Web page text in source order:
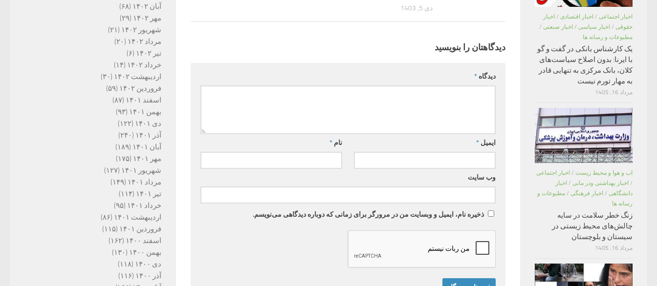
دی 5, 1403
دیدگاهتان را بنویسید
دیدگاه *
نام* ایمیل *
وب‌ سایت
ذخیره نام، ایمیل و وبسایت من در مرورگر برای زمانی که دوباره دیدگاهی می‌نویسم.
آبان ۱۴۰۲
(۶۸)
مهر ۱۴۰۲
(۲۹)
شهریور ۱۴۰۲
(۲۱)
مرداد ۱۴۰۲
(۲۰)
تیر ۱۴۰۲
(۶)
خرداد ۱۴۰۲
(۱۴)
اردیبهشت ۱۴۰۲
(۳۰)
فروردین ۱۴۰۲
(۵۹)
اسفند ۱۴۰۱
(۸۷)
بهمن ۱۴۰۱
(۹۳)
دی ۱۴۰۱
(۱۲۲)
آذر ۱۴۰۱
(۲۴۰)
آبان ۱۴۰۱
(۱۸۹)
مهر ۱۴۰۱
(۱۷۵)
شهریور ۱۴۰۱
(۱۲۷)
مرداد ۱۴۰۱
(۱۴۹)
تیر ۱۴۰۱
(۱۱۴)
خرداد ۱۴۰۱
(۹۵)
اردیبهشت ۱۴۰۱
(۸۶)
فروردین ۱۴۰۱
(۱۱۵)
اسفند ۱۴۰۰
(۱۶۲)
بهمن ۱۴۰۰
(۱۳۰)
دی ۱۴۰۰
(۱۱۸)
آذر ۱۴۰۰
(۱۱۶)
اخبار اجتماعی / اخبار اقتصادی / اخبار
حقوقی / اخبار سیاسی / اخبار صنعتی /
مطبوعات و رسانه ها
یک کارشناس بانکی در گفت و گو
با ایرنا: بدون اصلاح سیاست‌های
کلان، بانک مرکزی به تنهایی قادر
به مهار تورم نیست
مرداد 16, 1405
اب و هوا و محیط زیست / اخبار اجتماعی
/ اخبار بهداشتی ودر مانی / اخبار
دانشگاهی / اخبار فرهنگی / مطبوعات و
رسانه ها
زنگ خطر سلامت در سایه
چالش‌های محیط زیستی در
سیستان و بلوچستان
مرداد 16, 1405